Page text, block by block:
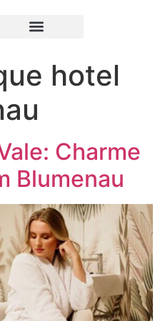
hotel
Charme
Blumenau